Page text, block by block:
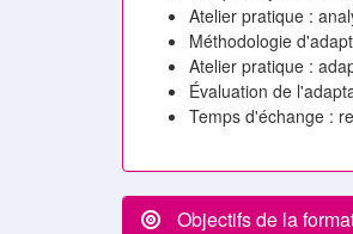
Atelier pratique :
Méthodologie
Atelier pratique :
Évaluation de
Temps d'échange :
Objectifs de la